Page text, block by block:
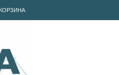
КОРЗИНА